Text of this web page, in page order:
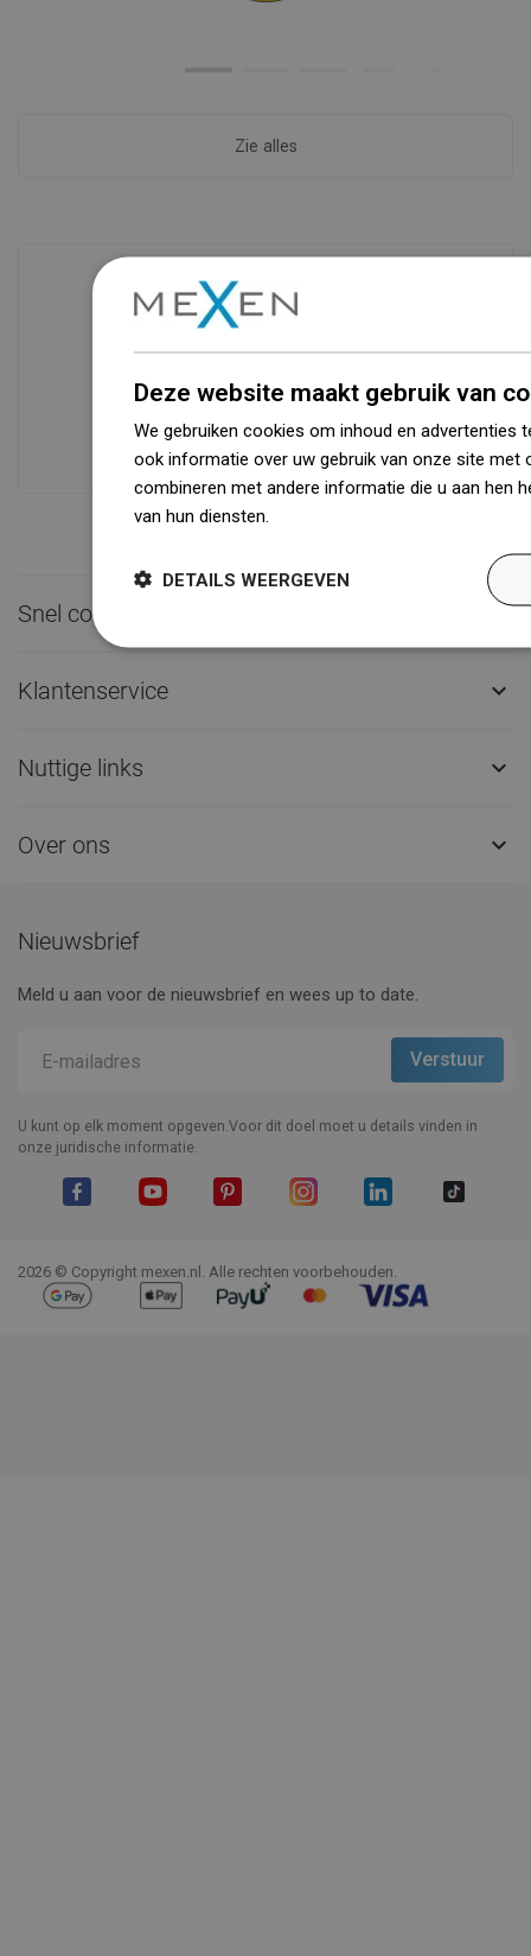
Zie alles
Beschikbaarheid van goederen
Een modern logistiek centrum met een
oppervlakte van 31.000 m² met meer
dan 1500.000 beschikbare producten!
Snel contact 
Klantenservice 
Nuttige links 
Over ons 
Nieuwsbrief
Meld u aan voor de nieuwsbrief en wees up to date.
U kunt op elk moment opgeven.Voor dit doel moet u details vinden in
onze juridische informatie.
2026 © Copyright mexen.nl. Alle rechten voorbehouden.
Deze website maakt gebruik van
We gebruiken cookies om inhoud en advertenties
ook informatie over uw gebruik van onze site met
combineren met andere informatie die u aan hen
van hun diensten.
DETAILS WEERGEVEN